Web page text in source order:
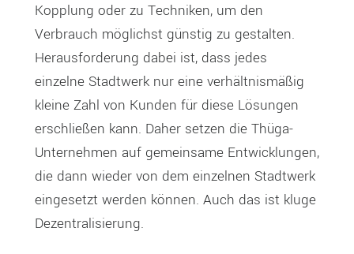
Kopplung oder zu Techniken, um den
Verbrauch möglichst günstig zu gestalten.
Herausforderung dabei ist, dass jedes
einzelne Stadtwerk nur eine verhältnismäßig
kleine Zahl von Kunden für diese Lösungen
erschließen kann. Daher setzen die Thüga-
Unternehmen auf gemeinsame Entwicklungen,
die dann wieder von dem einzelnen Stadtwerk
eingesetzt werden können. Auch das ist kluge
Dezentralisierung.